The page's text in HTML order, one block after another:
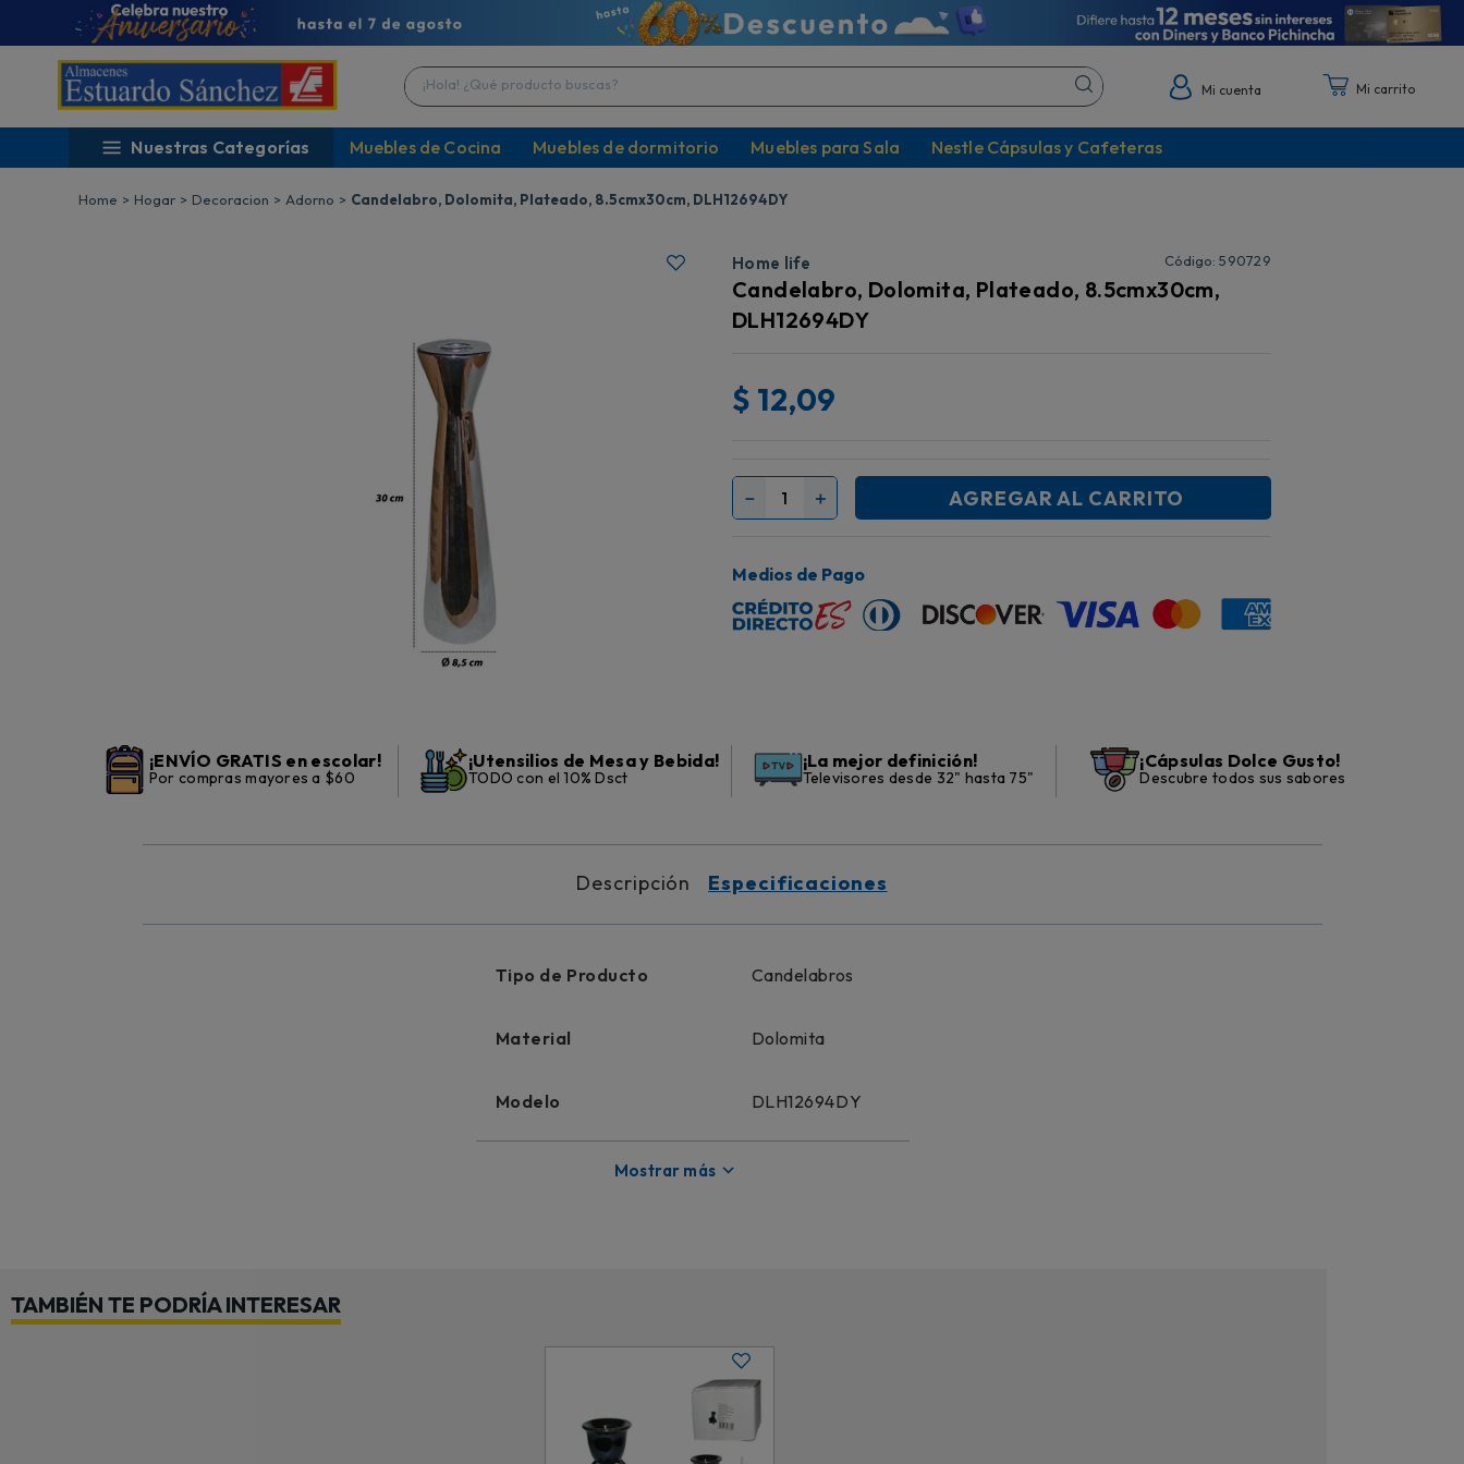
¡Hola! ¿Qué producto buscas?
Mi cuenta
Nuestras Categorías Muebles de Cocina Muebles de dormitorio Muebles para Sala Nestle Cápsulas y Cafeteras
Hogar Decoracion Adorno Candelabro, Dolomita, Plateado, 8.5cmx30cm, DLH12694DY
Home life : 590729
Candelabro, Dolomita, Plateado, 8.5cmx30cm,
DLH12694DY
$ 12,09
＋
－ AGREGAR AL CARRITO
Medios de Pago
¡ENVÍO GRATIS en escolar!
Por compras mayores a $60
¡Utensilios de Mesa y Bebida!
TODO con el 10% Dsct
¡La mejor definición!
Televisores desde 32" hasta 75"
¡Cápsulas Dolce Gusto!
Descubre todos sus sabores
Descripción Especificaciones
Tipo de Producto Candelabros
Material Dolomita
Modelo DLH12694DY
Licencia Genérico
Dimensiones
Alto)
Mostrar más
TAMBIÉN TE PODRÍA INTERESAR